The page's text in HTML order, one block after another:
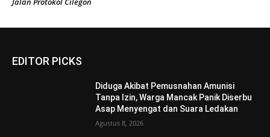
EDITOR PICKS
Diduga Akibat Pemusnahan Amunisi
Tanpa Izin, Warga Mancak Panik Diserbu
Asap Menyengat dan Suara Ledakan
Agustus 8, 2026